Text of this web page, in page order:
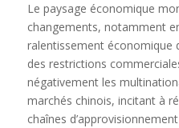
Le paysage économique
changements, notamment
ralentissement économique
des restrictions
négativement les
marchés chinois, incitant à
chaînes